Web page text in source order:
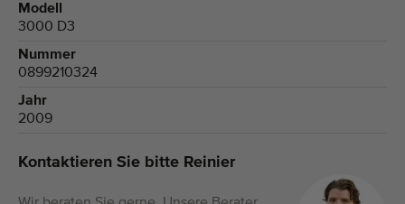
Modell
3000 D3
Nummer
0899210324
Jahr
2009
Kontaktieren Sie bitte Reinier